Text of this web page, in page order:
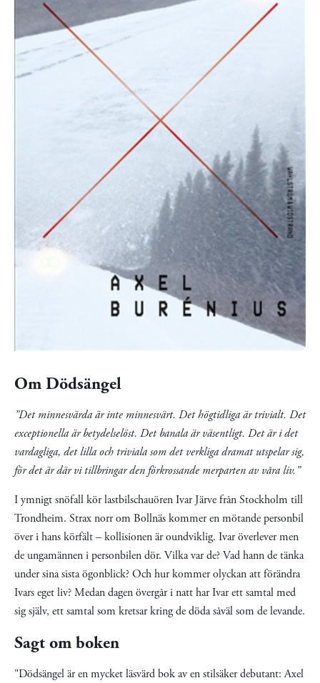
Om Dödsängel
”Det minnesvärda är inte minnesvärt. Det högtidliga är trivialt. Det
exceptionella är betydelselöst. Det banala är väsentligt. Det är i det
vardagliga, det lilla och triviala som det verkliga dramat utspelar sig,
för det är där vi tillbringar den förkrossande merparten av våra liv.”
I ymnigt snöfall kör lastbilschauören Ivar Järve från Stockholm till
Trondheim. Strax norr om Bollnäs kommer en mötande personbil
över i hans körfält – kollisionen är oundviklig. Ivar överlever men
de ungamännen i personbilen dör. Vilka var de? Vad hann de tänka
under sina sista ögonblick? Och hur kommer olyckan att förändra
Ivars eget liv? Medan dagen övergår i natt har Ivar ett samtal med
sig själv, ett samtal som kretsar kring de döda såväl som de levande.
Sagt om boken
"Dödsängel är en mycket läsvärd bok av en stilsäker debutant: Axel